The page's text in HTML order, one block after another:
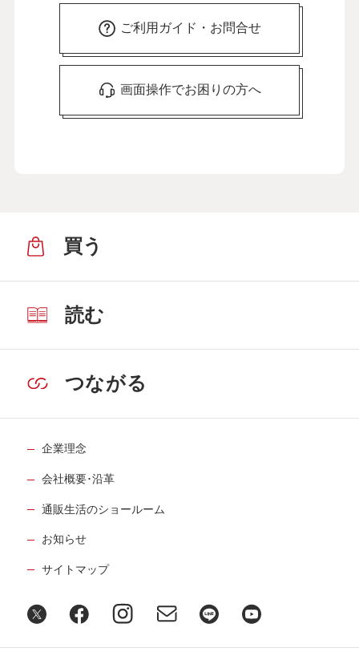
ご利用ガイド・お問合せ
画面操作でお困りの方へ
買う
読む
つながる
企業理念
会社概要･沿革
通販生活のショールーム
お知らせ
サイトマップ